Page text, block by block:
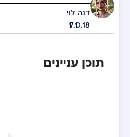
דנה לוי
17.10.18
תוכן עניינים